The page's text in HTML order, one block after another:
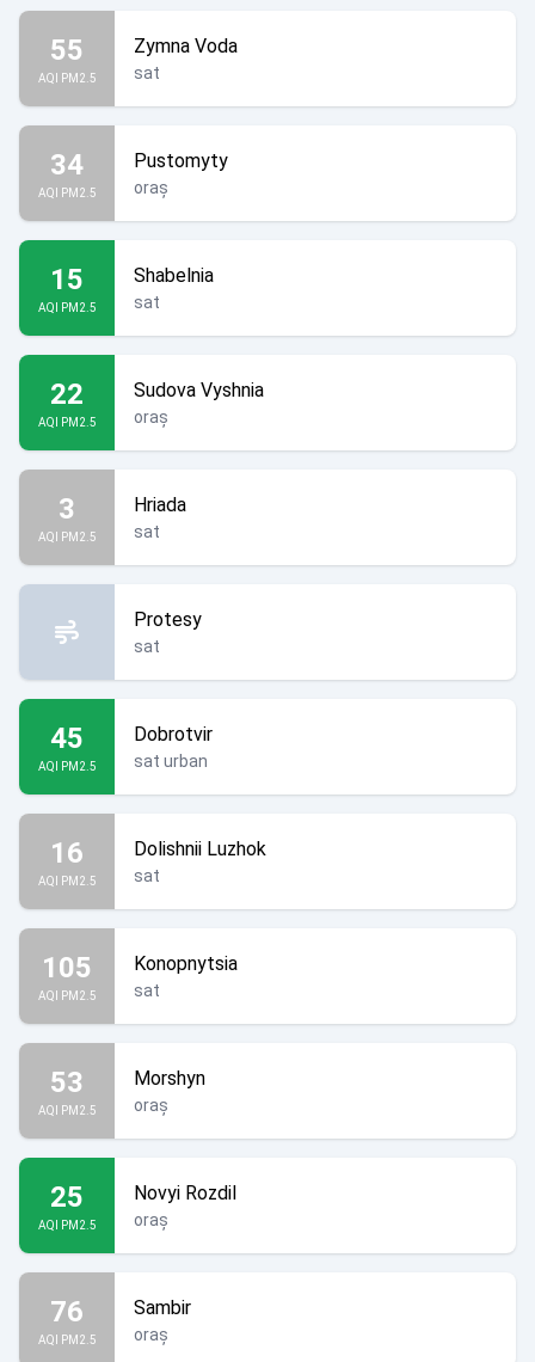
55
AQI PM2.5
Zymna Voda
sat
34
AQI PM2.5
Pustomyty
oraș
15
AQI PM2.5
Shabelnia
sat
22
AQI PM2.5
Sudova Vyshnia
oraș
3
AQI PM2.5
Hriada
sat
Protesy
sat
45
AQI PM2.5
Dobrotvir
sat urban
16
AQI PM2.5
Dolishnii Luzhok
sat
105
AQI PM2.5
Konopnytsia
sat
53
AQI PM2.5
Morshyn
oraș
25
AQI PM2.5
Novyi Rozdil
oraș
76
AQI PM2.5
Sambir
oraș